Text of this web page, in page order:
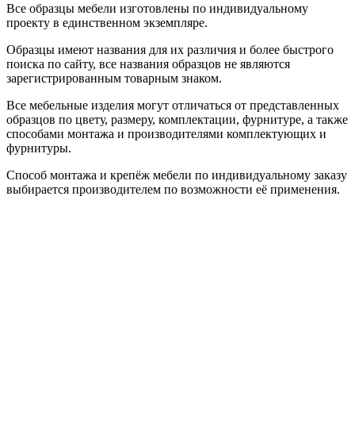
Все образцы мебели изготовлены по индивидуальному
проекту в единственном экземпляре.
Образцы имеют названия для их различия и более быстрого
поиска по сайту, все названия образцов не являются
зарегистрированным товарным знаком.
Все мебельные изделия могут отличаться от представленных
образцов по цвету, размеру, комплектации, фурнитуре, а также
способами монтажа и производителями комплектующих и
фурнитуры.
Способ монтажа и крепёж мебели по индивидуальному заказу
выбирается производителем по возможности её применения.